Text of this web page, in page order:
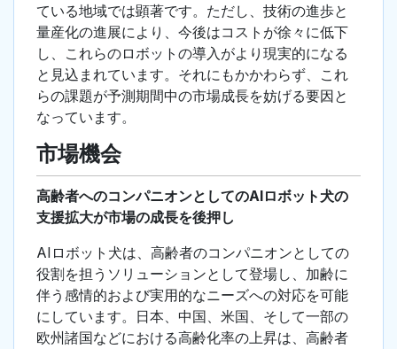
ている地域では顕著です。ただし、技術の進歩と
量産化の進展により、今後はコストが徐々に低下
し、これらのロボットの導入がより現実的になる
と見込まれています。それにもかかわらず、これ
らの課題が予測期間中の市場成長を妨げる要因と
なっています。
市場機会
高齢者へのコンパニオンとしてのAIロボット犬の
支援拡大が市場の成長を後押し
AIロボット犬は、高齢者のコンパニオンとしての
役割を担うソリューションとして登場し、加齢に
伴う感情的および実用的なニーズへの対応を可能
にしています。日本、中国、米国、そして一部の
欧州諸国などにおける高齢化率の上昇は、高齢者